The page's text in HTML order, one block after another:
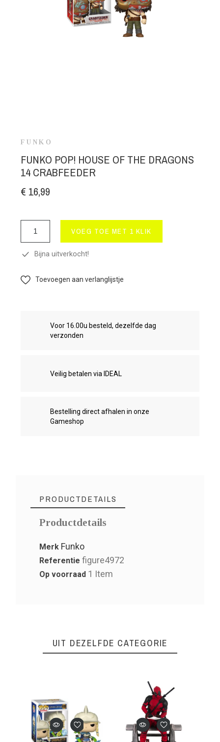
FUNKO
FUNKO POP! HOUSE OF THE DRAGONS
14 CRABFEEDER
€ 16,99
VOEG TOE MET 1 KLIK
Bijna uitverkocht!
Toevoegen aan verlanglijstje
Voor 16.00u besteld, dezelfde dag
verzonden
Veilig betalen via IDEAL
Bestelling direct afhalen in onze
Gameshop
PRODUCTDETAILS
Productdetails
Merk Funko
Referentiefigure4972
Op voorraad 1 Item
UIT DEZELFDE CATEGORIE